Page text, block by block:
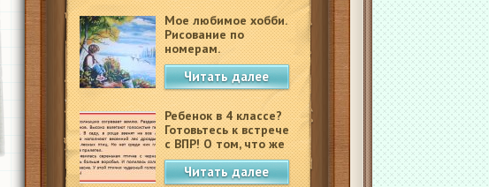
Мое любимое хобби.
Рисование по
номерам.
Читать далее
Ребенок в 4 классе?
Готовьтесь к встрече
с ВПР! О том, что же
это такое.
Читать далее